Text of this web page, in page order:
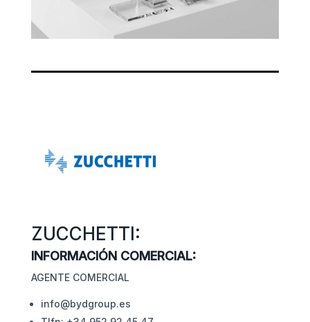
ZUCCHETTI:
INFORMACIÓN COMERCIAL:
AGENTE COMERCIAL
info@bydgroup.es